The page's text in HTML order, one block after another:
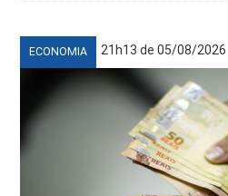
ECONOMIA 21h13 de 05/08/2026